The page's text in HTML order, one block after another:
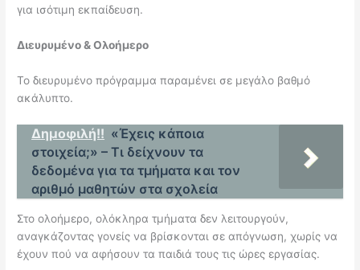
για ισότιμη εκπαίδευση.
Διευρυμένο & Ολοήμερο
Το διευρυμένο πρόγραμμα παραμένει σε μεγάλο βαθμό
ακάλυπτο.
Δημοφιλή!! «Έχεις κάποια
στοιχεία;» – Τι δείχνουν τα
δεδομένα για τα τμήματα και τον
αριθμό μαθητών στα σχολεία
Στο ολοήμερο, ολόκληρα τμήματα δεν λειτουργούν,
αναγκάζοντας γονείς να βρίσκονται σε απόγνωση, χωρίς να
έχουν πού να αφήσουν τα παιδιά τους τις ώρες εργασίας.